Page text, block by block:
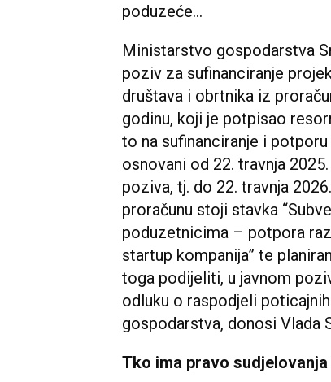
poduzeće...
Ministarstvo gospodarstva
poziv za sufinanciranje
društava i obrtnika iz
godinu, koji je potpisao
to na sufinanciranje i
osnovani od 22. travnja
poziva, tj. do 22. travnja
proračunu stoji stavka
poduzetnicima – potpora
startup kompanija” te
toga podijeliti, u javnom
odluku o raspodjeli
gospodarstva, donosi Vlada
Tko ima pravo sudjelovanja